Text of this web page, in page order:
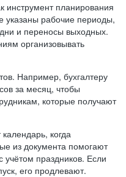
инструмент планирования
указаны рабочие периоды,
и переносы выходных.
организовывать
Например, бухгалтеру
за месяц, чтобы
которые получают
когда
из документа помогают
учётом праздников. Если
его продлевают.